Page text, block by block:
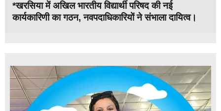
*खरसिया में अखिल भारतीय विद्यार्थी परिषद की नई
कार्यकारिणी का गठन, नवपदाधिकारियों ने संभाला दायित्व।